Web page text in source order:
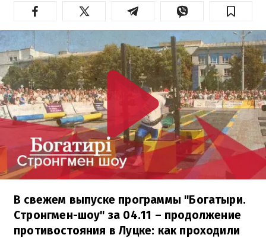
В свежем выпуске программы "Богатыри.
Стронгмен-шоу" за 04.11 – продолжение
противостояния в Луцке: как проходили